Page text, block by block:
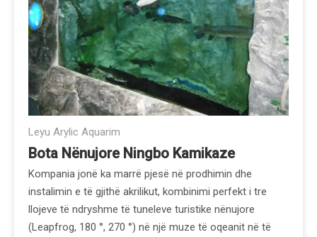
Leyu Arylic Aquarim
Bota Nënujore Ningbo Kamikaze
Kompania jonë ka marrë pjesë në prodhimin dhe
instalimin e të gjithë akrilikut, kombinimi perfekt i tre
llojeve të ndryshme të tuneleve turistike nënujore
(Leapfrog, 180 °, 270 °) në një muze të oqeanit në të